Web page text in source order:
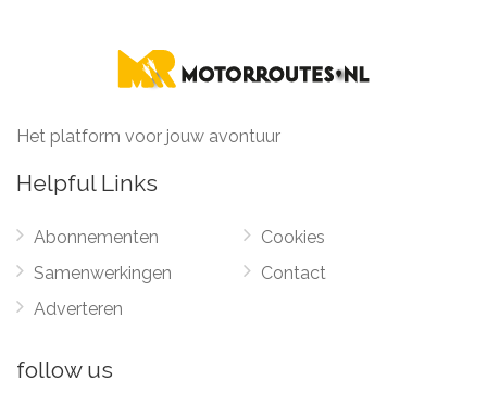
Het platform voor jouw avontuur
Helpful Links
Abonnementen
Samenwerkingen
Adverteren
Cookies
Contact
follow us